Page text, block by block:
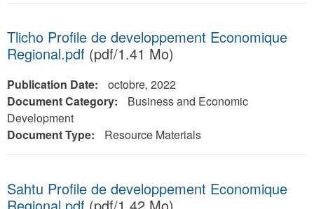
Tlicho Profile de developpement Economique
Regional.pdf (pdf/1.41 Mo)
Publication Date:
octobre, 2022
Document Category:
Business and Economic
Development
Document Type:
Resource Materials
Sahtu Profile de developpement Economique